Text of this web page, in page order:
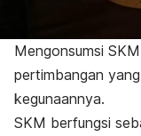
Mengonsumsi
pertimbangan
kegunaannya.
SKM berfungsi